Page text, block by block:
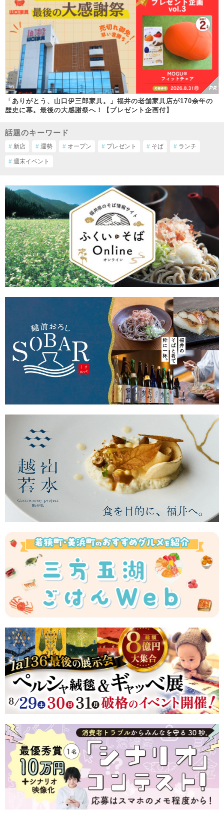
「ありがとう、山口伊三郎家具。」福井の老舗家具店が170余年の
歴史に幕。最後の大感謝祭へ！【プレゼント企画付】
話題のキーワード
# 新店 # 運勢 # オープン # プレゼント # そば # ランチ
# 週末イベント